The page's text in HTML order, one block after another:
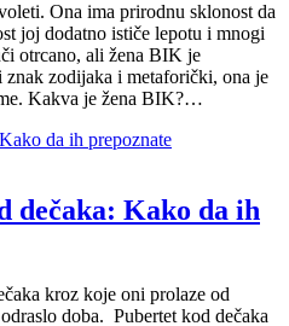
Ona ima prirodnu sklonost da
joj dodatno ističe lepotu i mnogi
otrcano, ali žena BIK je
zodijaka i metaforički, ona je
Kakva je žena BIK?…
dečaka: Kako da ih
kroz koje oni prolaze od
doba. Pubertet kod dečaka